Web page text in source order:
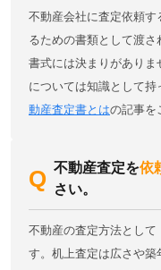
不動産会社に査定依頼
るための書類として渡
書式には決まりがありま
については知識として
動産査定書とはの記事を
不動産査定を依
さい。
不動産の査定方法として
す。机上査定は広さや